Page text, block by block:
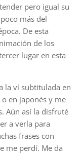
pero igual su
más del
De esta
de los
lugar en esta
la ví subtitulada en
en japonés y me
Aún así la disfruté
a verla para
frases con
me perdí. Me da